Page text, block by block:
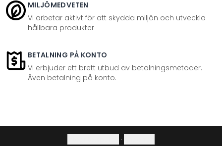
MILJÖMEDVETEN
Vi arbetar aktivt för att skydda miljön och utveckla
hållbara produkter
BETALNING PÅ KONTO
Vi erbjuder ett brett utbud av betalningsmetoder.
Även betalning på konto.
·